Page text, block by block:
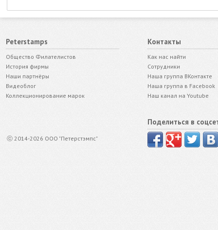
Peterstamps
Общество Филателистов
История фирмы
Наши партнёры
Видеоблог
Коллекционирование марок
ⓒ 2014-2026 ООО "Петерстэмпс"
Контакты
Как нас найти
Сотрудники
Наша группа ВКонтакте
Наша группа в Facebook
Наш канал на Youtube
Поделиться в